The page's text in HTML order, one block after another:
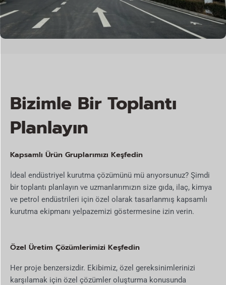
Bizimle Bir Toplantı
Planlayın
Kapsamlı Ürün Gruplarımızı Keşfedin
İdeal endüstriyel kurutma çözümünü mü arıyorsunuz? Şimdi
bir toplantı planlayın ve uzmanlarımızın size gıda, ilaç, kimya
ve petrol endüstrileri için özel olarak tasarlanmış kapsamlı
kurutma ekipmanı yelpazemizi göstermesine izin verin.
Özel Üretim Çözümlerimizi Keşfedin
Her proje benzersizdir. Ekibimiz, özel gereksinimlerinizi
karşılamak için özel çözümler oluşturma konusunda